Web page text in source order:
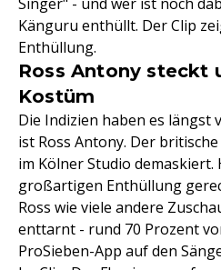
Känguru enthüllt. Der Clip
Enthüllung.
Ross Antony steckt
Kostüm
Die Indizien haben es längst
ist Ross Antony. Der
im Kölner Studio
großartigen Enthüllung
Ross wie viele andere
enttarnt - rund 70 Prozent
ProSieben-App auf den